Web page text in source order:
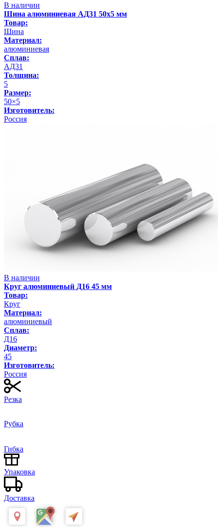
В наличии
Шина алюминиевая АД31 50х5 мм
Товар:
Шина
Материал:
алюминиевая
Сплав:
АД31
Толщина:
5
Размер:
50×5
Изготовитель:
Россия
В наличии
Круг алюминиевый Д16 45 мм
Товар:
Круг
Материал:
алюминиевый
Сплав:
Д16
Диаметр:
45
Изготовитель:
Россия
Резка
Рубка
Гибка
Упаковка
Доставка